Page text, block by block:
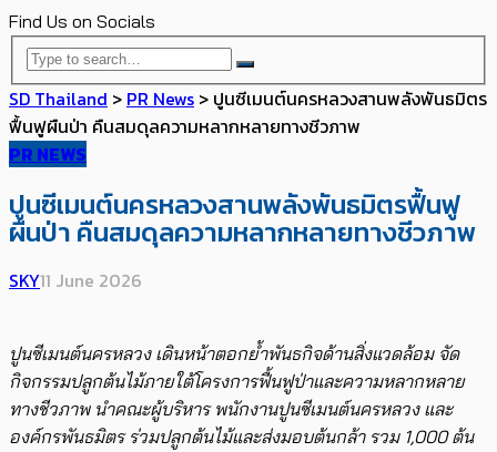
Find Us on Socials
SD Thailand > PR News > ปูนซีเมนต์นครหลวงสานพลังพันธมิตร
ฟื้นฟูผืนป่า คืนสมดุลความหลากหลายทางชีวภาพ
PR NEWS
ปูนซีเมนต์นครหลวงสานพลังพันธมิตรฟื้นฟู
ผืนป่า คืนสมดุลความหลากหลายทางชีวภาพ
SKY11 June 2026
ปูนซีเมนต์นครหลวง เดินหน้าตอกย้ำพันธกิจด้านสิ่งแวดล้อม จัด
กิจกรรมปลูกต้นไม้ภายใต้โครงการฟื้นฟูป่าและความหลากหลาย
ทางชีวภาพ นำคณะผู้บริหาร พนักงานปูนซีเมนต์นครหลวง และ
องค์กรพันธมิตร ร่วมปลูกต้นไม้และส่งมอบต้นกล้า รวม 1,000ต้น